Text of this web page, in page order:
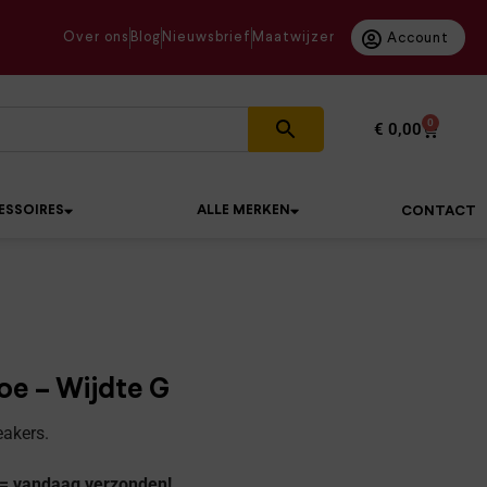
Over ons Blog Nieuwsbrief Maatwijzer Account
€ 0,00 0
ALLE MERKEN CONTACT
– Wijdte G